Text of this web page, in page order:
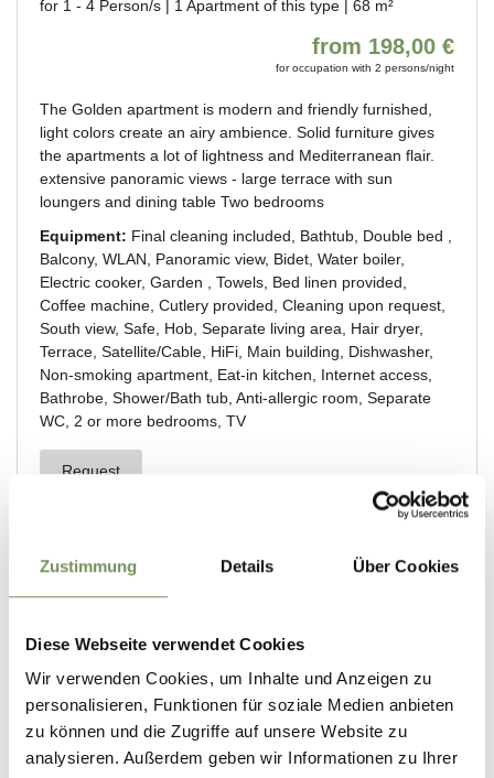
Zustimmung Details Über Cookies
Diese Webseite verwendet Cookies
Wir verwenden Cookies, um Inhalte und Anzeigen zu
personalisieren, Funktionen für soziale Medien anbieten
zu können und die Zugriffe auf unsere Website zu
analysieren. Außerdem geben wir Informationen zu Ihrer